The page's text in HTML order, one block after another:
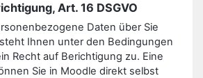
Art. 16 DSGVO
Daten über Sie
Ihnen unter den Bedingungen
Recht auf Berichtigung zu. Eine
Sie in Moodle direkt selbst